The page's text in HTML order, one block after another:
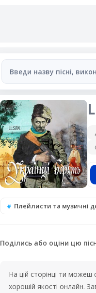
Плейлисти та музичні
Поділись або оціни цю
На цій сторінці ти можеш
хорошій якості онлайн.